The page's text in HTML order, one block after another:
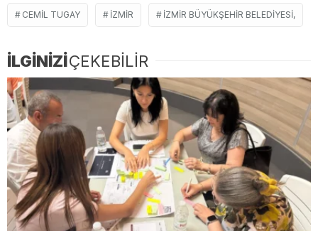
CEMIL TUGAY İZMIR İZMIR BÜYÜKŞEHIR BELEDIYESI,
İLGİNİZİÇEKEBİLİR